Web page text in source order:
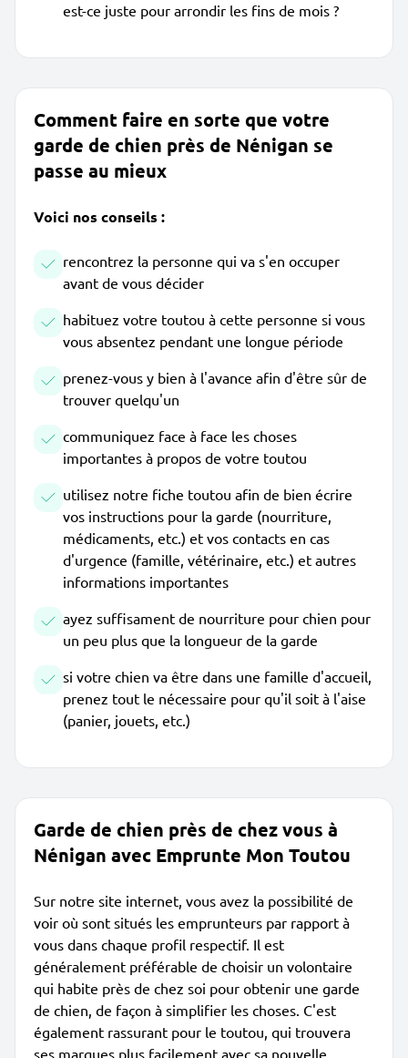
est-ce juste pour arrondir les fins de mois ?
Comment faire en sorte que votre
garde de chien près de Nénigan se
passe au mieux
Voici nos conseils :
rencontrez la personne qui va s'en occuper
avant de vous décider
habituez votre toutou à cette personne si vous
vous absentez pendant une longue période
prenez-vous y bien à l'avance afin d'être sûr de
trouver quelqu'un
communiquez face à face les choses
importantes à propos de votre toutou
utilisez notre fiche toutou afin de bien écrire
vos instructions pour la garde (nourriture,
médicaments, etc.) et vos contacts en cas
d'urgence (famille, vétérinaire, etc.) et autres
informations importantes
ayez suffisament de nourriture pour chien pour
un peu plus que la longueur de la garde
si votre chien va être dans une famille d'accueil,
prenez tout le nécessaire pour qu'il soit à l'aise
(panier, jouets, etc.)
Garde de chien près de chez vous à
Nénigan avec Emprunte Mon Toutou
Sur notre site internet, vous avez la possibilité de
voir où sont situés les emprunteurs par rapport à
vous dans chaque profil respectif. Il est
généralement préférable de choisir un volontaire
qui habite près de chez soi pour obtenir une garde
de chien, de façon à simplifier les choses. C'est
également rassurant pour le toutou, qui trouvera
ses marques plus facilement avec sa nouvelle